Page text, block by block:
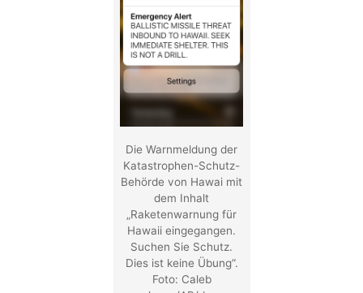
Die Warnmeldung der
Katastrophen-Schutz-
Behörde von Hawai mit
dem Inhalt
„Raketenwarnung für
Hawaii eingegangen.
Suchen Sie Schutz.
Dies ist keine Übung“.
Foto: Caleb